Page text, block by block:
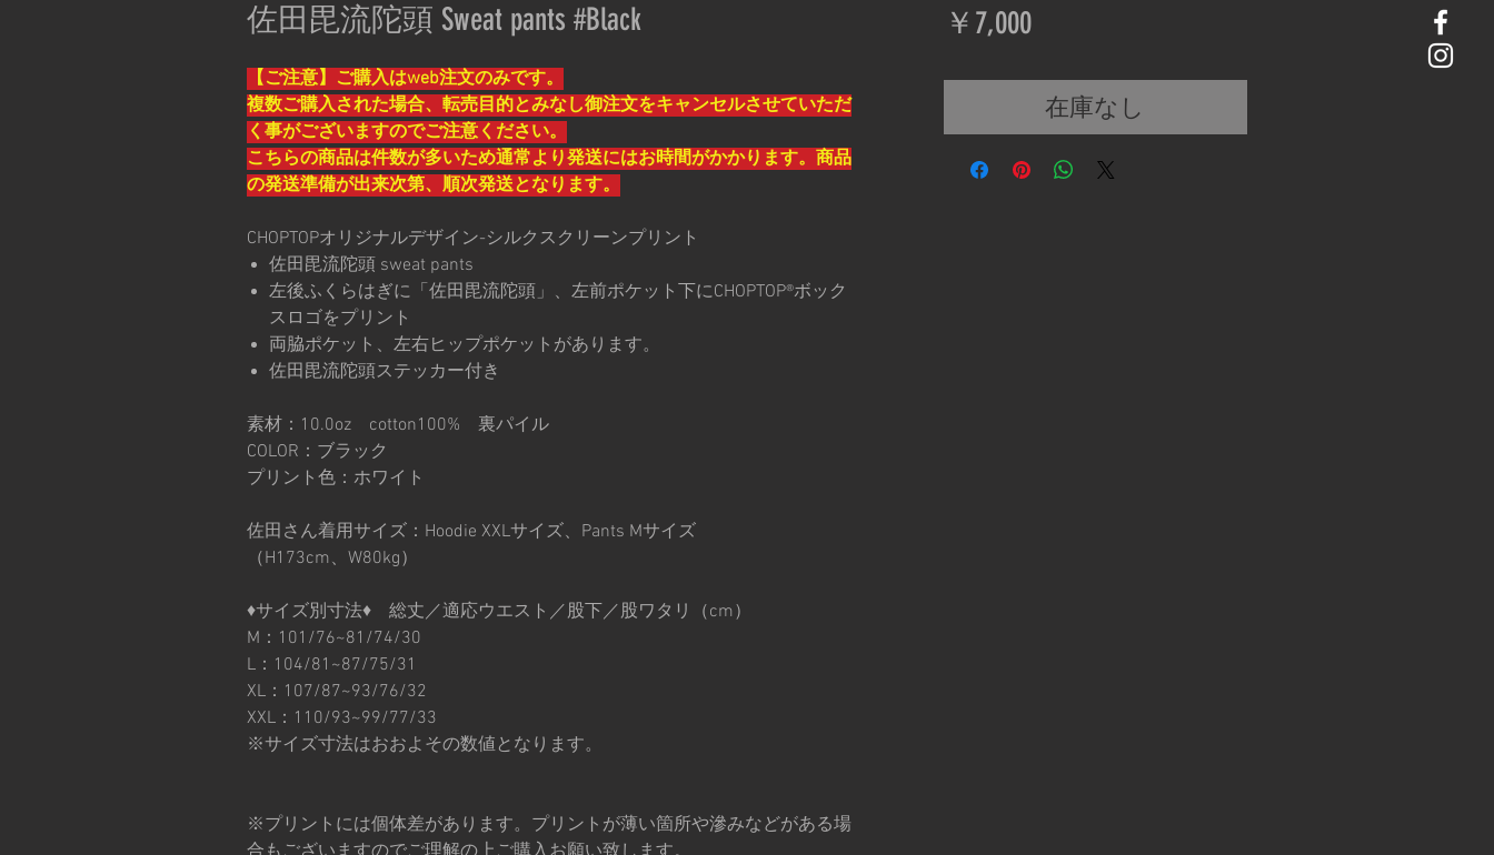
佐田毘流陀頭 Sweat pants #Black
【ご注意】ご購入はweb注文のみです。
複数ご購入された場合、転売目的とみなし御注文をキャンセルさせていただ
く事がございますのでご注意ください。
こちらの商品は件数が多いため通常より発送にはお時間がかかります。商品
の発送準備が出来次第、順次発送となります。
CHOPTOPオリジナルデザイン-シルクスクリーンプリント
佐田毘流陀頭 sweat pants
左後ふくらはぎに「佐田毘流陀頭」、左前ポケット下にCHOPTOP®️ボック
スロゴをプリント
両脇ポケット、左右ヒップポケットがあります。
佐田毘流陀頭ステッカー付き
素材：10.0oz cotton100% 裏パイル
COLOR：ブラック
プリント色：ホワイト
佐田さん着用サイズ：Hoodie XXLサイズ、Pants Mサイズ
（H173cm、W80kg）
♦︎サイズ別寸法♦︎ 総丈／適応ウエスト／股下／股ワタリ（cm）
M：101/76~81/74/30
L：104/81~87/75/31
XL：107/87~93/76/32
XXL：110/93~99/77/33
※サイズ寸法はおおよその数値となります。
※プリントには個体差があります。プリントが薄い箇所や滲みなどがある場
￥7,000価
在庫なし